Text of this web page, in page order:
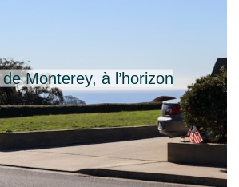
Monterey, à l’horizon